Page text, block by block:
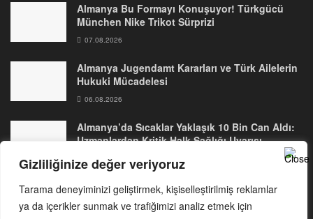
Gizliliğinize değer veriyoruz
Tarama deneyiminizi geliştirmek, kişiselleştirilmiş reklamlar
ya da içerikler sunmak ve trafiğimizi analiz etmek için
Almanya Bu Formayı Konuşuyor! Türkgücü
München Nike Trikot Sürprizi
07.08.2026
Almanya Jugendamt Kararları ve Türk Ailelerin
Hukuki Mücadelesi
06.08.2026
Almanya’da Sıcaklar Yaklaşık 10 Bin Can Aldı:
Uzmanlardan Kritik Halk Sağlığı Uyarısı
05.08.2026